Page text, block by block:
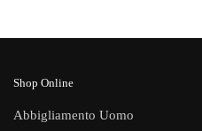
prodotto
Shop Online
Abbigliamento Uomo